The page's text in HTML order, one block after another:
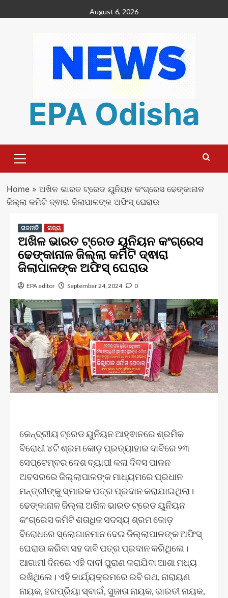
to
August 6, 2026
EPA Odisha
Menu
Home» ଅଖିଳ ଭାରତ ଟ୍ରେଡ ୟୁନିୟନ କଂଗ୍ରେସ ଢେଙ୍କାନାଳ
ଜିଲ୍ଲା କମିଟି ଦ୍ଵାରା ଜିଲାପାଳଙ୍କ ଅଫିସ୍ ଘେରାଉ
ରାଜନୀତି ରାଜ୍ୟ
ଅଖିଳ ଭାରତ ଟ୍ରେଡ ୟୁନିୟନ କଂଗ୍ରେସ
ଢେଙ୍କାନାଳ ଜିଲ୍ଲା କମିଟି ଦ୍ଵାରା
ଜିଲାପାଳଙ୍କ ଅଫିସ୍ ଘେରାଉ
EPA editor September 24, 2024 0
କେନ୍ଦ୍ରୀୟ ଟ୍ରେଡ ୟୁନିୟନ ଆହ୍ଵାନରେ ଶ୍ରମିକ
ବିରୋଧୀ ୪ଟି ଶ୍ରମ କୋଡ଼ ପ୍ରତ୍ୟାହାର ଦାବିରେ ୨୩
ସେପ୍ଟେମ୍ବର ଦେଶ ବ୍ୟାପୀ କଳା ଦିବସ ପାଳନ
ଅବସରରେ ଜିଲ୍ଲାପାଳଙ୍କ ମାଧ୍ୟମରେ ପ୍ରଧାନ
ମନ୍ତ୍ରୀଙ୍କୁ ସ୍ମାରକ ପତ୍ର ପ୍ରଦାନ କରାଯାଇଥିଲା।
ଢେଙ୍କାନାଳ ଜିଲ୍ଲା ଅଖିଳ ଭାରତ ଟ୍ରେଡ ୟୁନିୟନ
କଂଗ୍ରେସ କମିଟି ଶତାଧିକ ସଦସ୍ୟ ଶ୍ରମ କୋଡ଼
ବିରୋଧରେ ସ୍ଲୋଗାନମାନ ଦେଇ ଜିଲ୍ଲାପାଳଙ୍କ ଅଫିସ୍
ଘେରାଉ କରିବା ସହ ଦାବି ପତ୍ର ପ୍ରଦାନ କରିଥିଲେ।
ଆଗାମୀ ଦିନରେ ଏହି ଦାବୀ ପୁରାଣ କରାଯିବା ଆଶା ମଧ୍ୟ
ରଖିଥିଲେ। ଏହି କାର୍ଯ୍ୟକ୍ରମରେ ରବି ରଥ, ନାରାୟଣ
ନାୟକ, ହରପ୍ରିୟା ସ୍ବାଇଁ, ସୁଜାତା ନାୟକ, ଭାରତୀ ନାୟକ,